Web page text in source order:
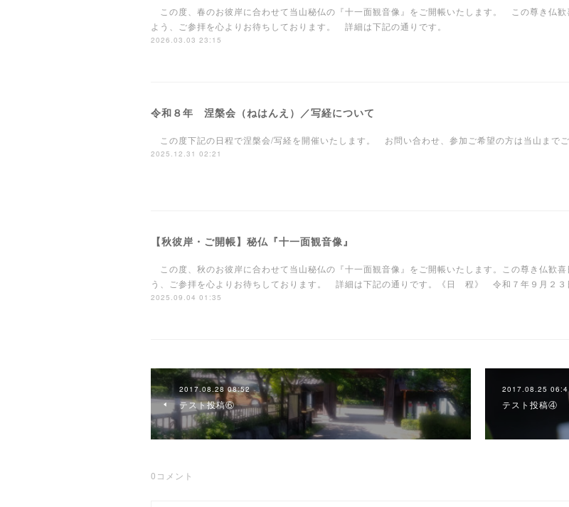
この度、春のお彼岸に合わせて当山秘仏の『十一面観音像』をご開帳いたします。 この尊き仏歓
よう、ご参拝を心よりお待ちしております。 詳細は下記の通りです。
2026.03.03 23:15
令和８年 涅槃会（ねはんえ）／写経について
この度下記の日程で涅槃会/写経を開催いたします。 お問い合わせ、参加ご希望の方は当山までご
2025.12.31 02:21
【秋彼岸・ご開帳】秘仏『十一面観音像』
この度、秋のお彼岸に合わせて当山秘仏の『十一面観音像』をご開帳いたします。この尊き仏歓
う、ご参拝を心よりお待ちしております。 詳細は下記の通りです。《日 程》 令和７年９月２
2025.09.04 01:35
2017.08.28 08:52
テスト投稿⑥
2017.08.25
テスト投稿④
0 コメント